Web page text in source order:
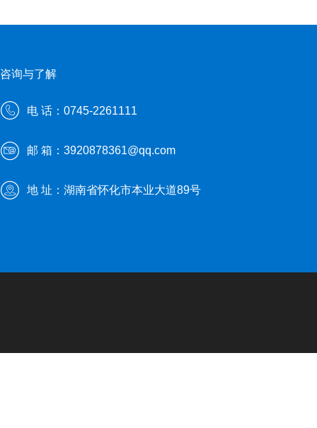
咨询与了解
电 话：0745-2261111
邮 箱：3920878361@qq.com
地 址：湖南省怀化市本业大道89号